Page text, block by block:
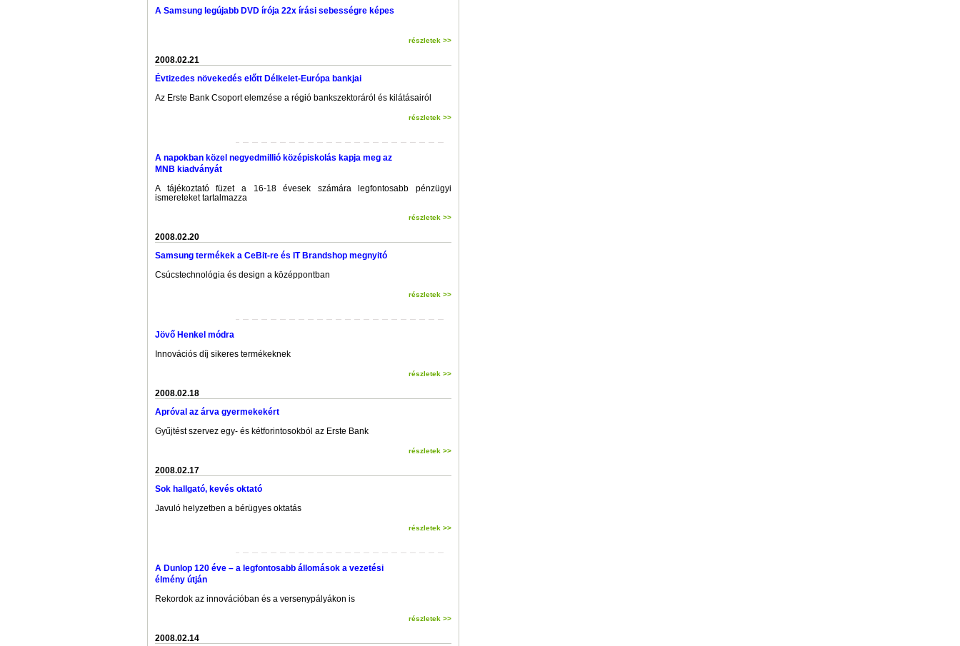
A Samsung legújabb DVD írója 22x írási sebességre képes
részletek >>
2008.02.21
Évtizedes növekedés előtt Délkelet-Európa bankjai
Az Erste Bank Csoport elemzése a régió bankszektoráról és kilátásairól
részletek >>
A napokban közel negyedmillió középiskolás kapja meg az
MNB kiadványát
A tájékoztató füzet a 16-18 évesek számára legfontosabb pénzügyi
ismereteket tartalmazza
részletek >>
2008.02.20
Samsung termékek a CeBit-re és IT Brandshop megnyitó
Csúcstechnológia és design a középpontban
részletek >>
Jövő Henkel módra
Innovációs díj sikeres termékeknek
részletek >>
2008.02.18
Apróval az árva gyermekekért
Gyűjtést szervez egy- és kétforintosokból az Erste Bank
részletek >>
2008.02.17
Sok hallgató, kevés oktató
Javuló helyzetben a bérügyes oktatás
részletek >>
A Dunlop 120 éve – a legfontosabb állomások a vezetési
élmény útján
Rekordok az innovációban és a versenypályákon is
részletek >>
2008.02.14